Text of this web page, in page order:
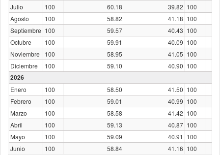
Julio
100 60.18 39.82 100
Agosto
100 58.82 41.18 100
Septiembre 100 59.57 40.43 100
Octubre
100 59.91 40.09 100
Noviembre
100 58.95 41.05 100
Diciembre
100 59.10 40.90 100
2026
Enero 100 58.50 41.50 100
Febrero
100 59.01 40.99 100
Marzo
100 58.58 41.42 100
Abril
100 59.13 40.87 100
Mayo
100 59.09 40.91 100
Junio
100 58.84 41.16 100